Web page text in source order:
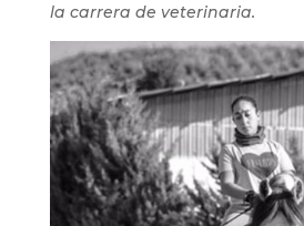
la carrera de veterinaria.